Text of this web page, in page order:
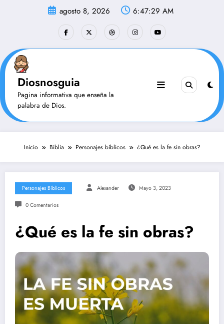
agosto 8, 2026 6:47:30 AM
Diosnosguia
Pagina informativa que enseña la
palabra de Dios.
Inicio Biblia Personajes bíblicos ¿Qué es la fe sin obras?
Personajes Bíblicos Alexander Mayo 3, 2023
0 Comentarios
¿Qué es la fe sin obras?